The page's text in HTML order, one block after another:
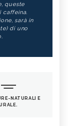
queste
caffeina.
sarà in
di uno
NATURALI E